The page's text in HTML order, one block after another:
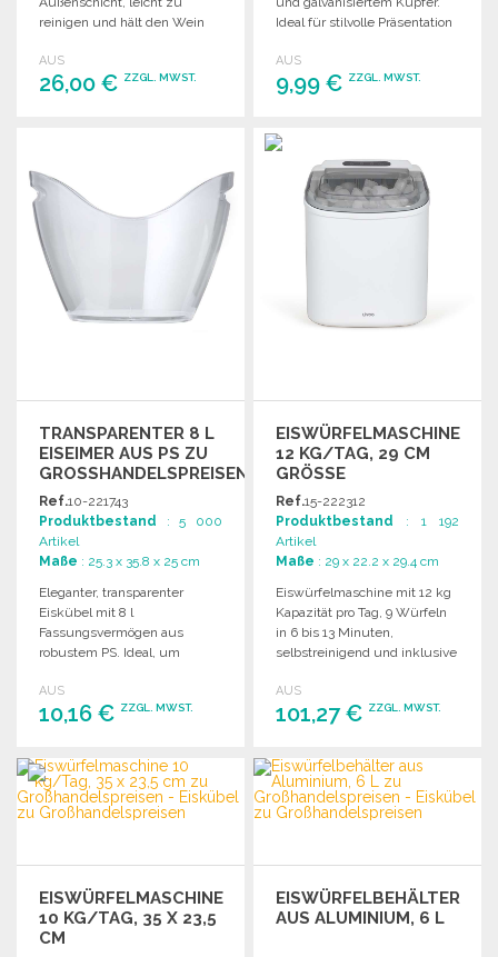
reinigen und hält den Wein
AUS
26,00 € ZZGL. MWST.
Ideal für stilvolle Präsentation
AUS
9,99 € ZZGL. MWST.
Angebot anfordern
TRANSPARENTER 8 L
EISEIMER AUS PS ZU
GROSSHANDELSPREISEN
Ref.10-221743
Produktbestand : 5 000
Artikel
Maße : 25.3 x 35.8 x 25 cm
Eleganter, transparenter
Eiskübel mit 8 l
Fassungsvermögen aus
robustem PS. Ideal, um
Einzelverpackt in
Luftpolstersack.
AUS
10,16 € ZZGL. MWST.
BESTELLEN
Angebot anfordern
EISWÜRFELMASCHINE
12 KG/TAG, 29 CM
GRÖSSE
Ref.15-222312
Produktbestand : 1 192
Artikel
Maße : 29 x 22.2 x 29.4 cm
Eiswürfelmaschine mit 12 kg
Kapazität pro Tag, 9 Würfeln
in 6 bis 13 Minuten,
selbstreinigend und inklusive
AUS
101,27 € ZZGL. MWST.
BESTELLEN
Angebot anfordern
EISWÜRFELMASCHINE
10 KG/TAG, 35 X 23,5
CM
EISWÜRFELBEHÄLTER
AUS ALUMINIUM, 6 L